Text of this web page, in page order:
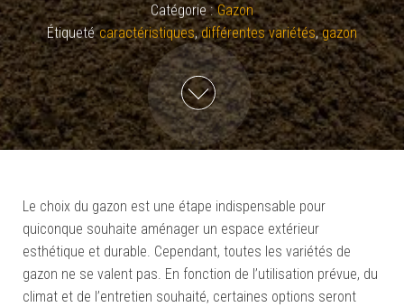
Catégorie : Gazon
Étiqueté caractéristiques,différentes variétés,gazon
Le choix du gazon est une étape indispensable pour
quiconque souhaite aménager un espace extérieur
esthétique et durable. Cependant, toutes les variétés de
gazon ne se valent pas. En fonction de l’utilisation prévue, du
climat et de l’entretien souhaité, certaines options seront